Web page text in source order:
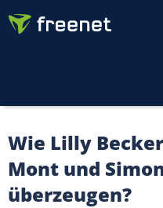
Wie Lilly
Mont und
überzeugen?